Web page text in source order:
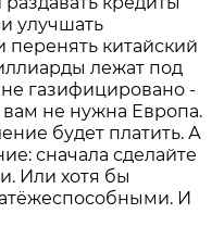
улучшать
перенять китайский
лежат под
газифицировано -
вам не нужна Европа.
будет платить. А
сначала сделайте
Или хотя бы
И